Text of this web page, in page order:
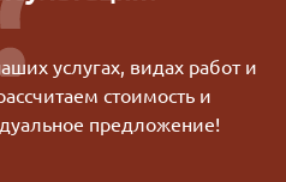
услугах, видах работ и
стоимость и
предложение!